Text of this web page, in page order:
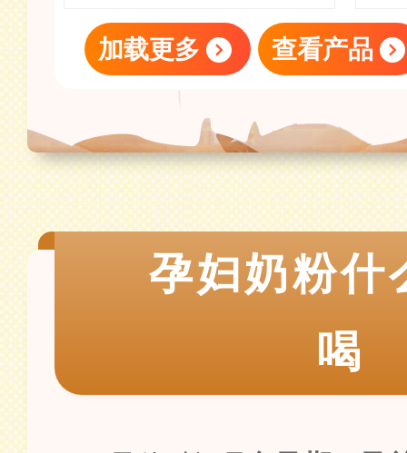
加载更多 查看产品
孕妇奶粉什
喝